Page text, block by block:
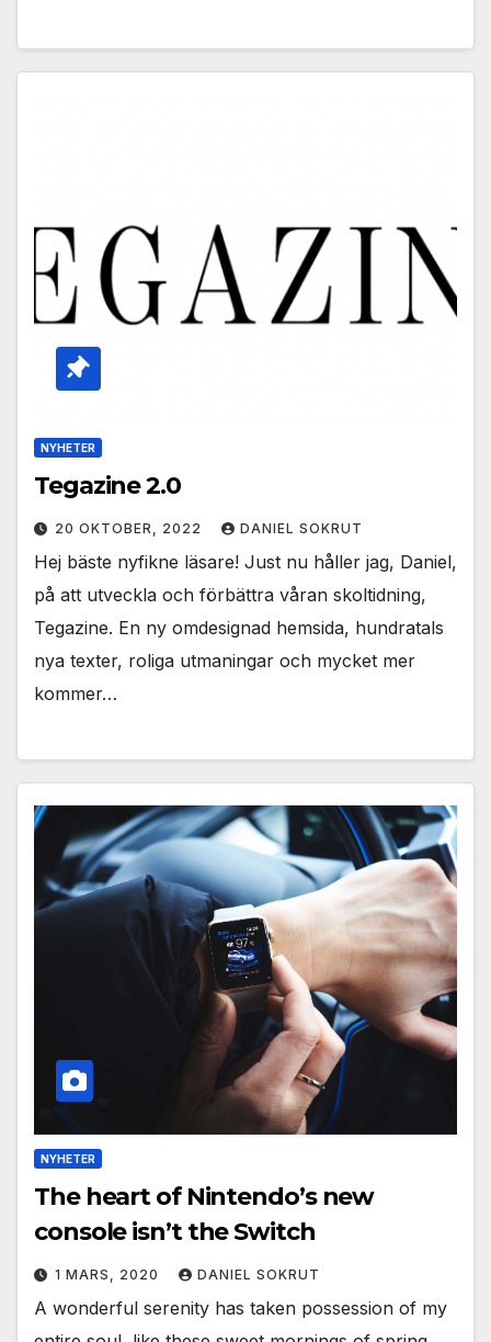
NYHETER
Tegazine 2.0
20 OKTOBER, 2022 DANIEL SOKRUT
Hej bäste nyfikne läsare! Just nu håller jag, Daniel,
på att utveckla och förbättra våran skoltidning,
Tegazine. En ny omdesignad hemsida, hundratals
nya texter, roliga utmaningar och mycket mer
kommer…
NYHETER
The heart of Nintendo’s new
console isn’t the Switch
1 MARS, 2020 DANIEL SOKRUT
A wonderful serenity has taken possession of my